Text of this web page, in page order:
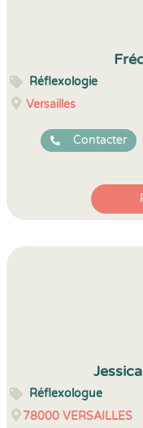
Réflexologie
Versailles
Contacter
Réflexologue
78000 VERSAILLES